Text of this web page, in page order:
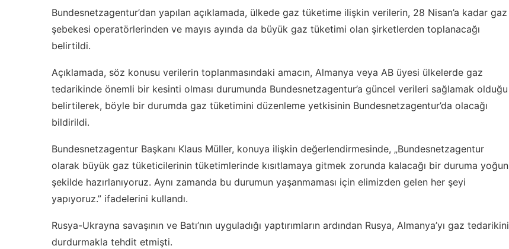
Bundesnetzagentur’dan yapılan açıklamada, ülkede gaz tüketime ilişkin verilerin, 28 Nisan’a kadar gaz
şebekesi operatörlerinden ve mayıs ayında da büyük gaz tüketimi olan şirketlerden toplanacağı
belirtildi.
Açıklamada, söz konusu verilerin toplanmasındaki amacın, Almanya veya AB üyesi ülkelerde gaz
tedarikinde önemli bir kesinti olması durumunda Bundesnetzagentur’a güncel verileri sağlamak olduğu
belirtilerek, böyle bir durumda gaz tüketimini düzenleme yetkisinin Bundesnetzagentur’da olacağı
bildirildi.
Bundesnetzagentur Başkanı Klaus Müller, konuya ilişkin değerlendirmesinde, „Bundesnetzagentur
olarak büyük gaz tüketicilerinin tüketimlerinde kısıtlamaya gitmek zorunda kalacağı bir duruma yoğun
şekilde hazırlanıyoruz. Aynı zamanda bu durumun yaşanmaması için elimizden gelen her şeyi
yapıyoruz.” ifadelerini kullandı.
Rusya-Ukrayna savaşının ve Batı’nın uyguladığı yaptırımların ardından Rusya, Almanya’yı gaz tedarikini
durdurmakla tehdit etmişti.